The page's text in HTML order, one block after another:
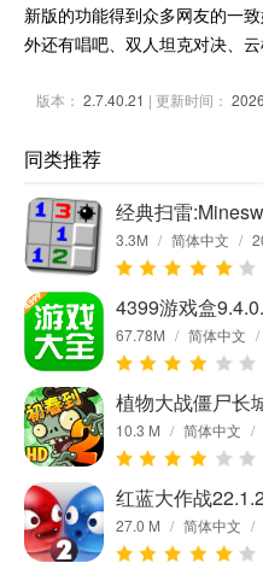
新版的功能得到众多网友的一
外还有唱吧、双人坦克对决、
版本： 2.7.40.21 | 更新时间：
同类推荐
经典扫雷
3.3M / 简体中文 /
4399游戏盒
67.78M / 简体中文 /
植物大战僵尸长
10.3 M / 简体中文 /
红蓝大作战
27.0 M / 简体中文 /